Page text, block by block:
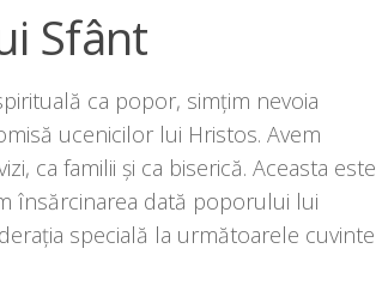
Sfânt
ca popor, simţim nevo­ia
uce­ni­ci­lor lui Hristos. Avem
ca fami­lii şi ca bise­ri­că. Aceasta este
însăr­ci­na­rea dată popo­ru­lui lui
spe­cia­lă la urmă­toa­re­le cuvin­te